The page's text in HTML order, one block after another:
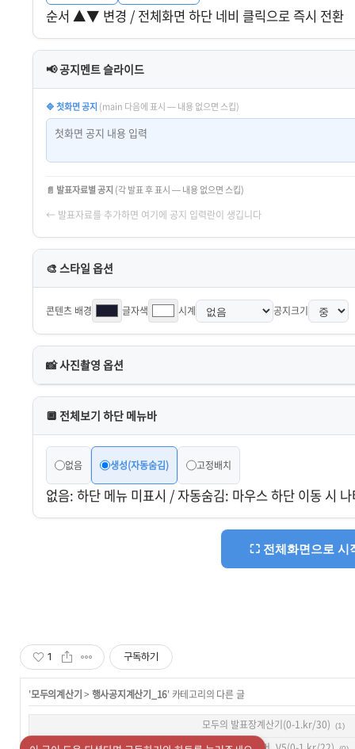
순서 ▲▼ 변경 / 전체화면 하단 네비 클릭으로 즉시 전환
📢 공지멘트 슬라이드
🔷 첫화면 공지 (main 다음에 표시 — 내용 없으면 스킵)
📄 발표자료별 공지 (각 발표 후 표시 — 내용 없으면 스킵)
← 발표자료를 추가하면 여기에 공지 입력란이 생깁니다
🎨 스타일 옵션
콘텐츠 배경 글자색 시계 공지크기
📸 사진촬영 옵션
🔲 전체보기 하단 메뉴바
없음 생성(자동숨김) 고정배치
없음: 하단 메뉴 미표시 / 자동숨김: 마우스 하단 이동 시
⛶ 전체화면으로 시
1 구독하기
'모두의계산기> 행사공지계산기_16' 카테고리의 다른 글
모두의 발표장계산기(0-1.kr/30) (1)